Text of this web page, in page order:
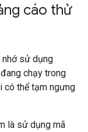
cáo thử
nhớ sử dụng
chạy trong
có thể tạm ngưng
là sử dụng mã